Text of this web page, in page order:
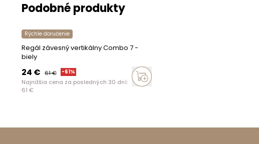
Podobné produkty
Rýchle doručenie
Regál závesný vertikálny Combo 7 -
biely
24 € 61€ -61%
Najnižšia cena za posledných 30 dní:
61 €